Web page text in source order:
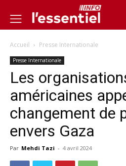
Accueil Presse Internationale
Presse Internationale
Les
américaines
changement de
envers Gaza
Par Mehdi Tazi - 4 avril 2024